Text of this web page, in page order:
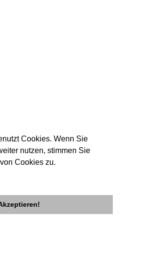
Cookies. Wenn Sie
nutzen, stimmen Sie
Cookies zu.